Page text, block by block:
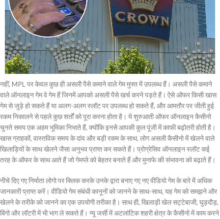
नहीं, MPL पर केवल कुछ ही असली पैसे कमाने वाले गेम मुफ्त में उपलब्ध हैं। असली पैसे कमाने
वाले ऑनलाइन गेम वे गेम हैं जिनमें आपको असली पैसे खर्च करने पड़ते हैं। ऐसे ऑफर किसी खास
गेम से जुड़े हो सकते हैं या अलग-अलग स्लॉट पर उपलब्ध हो सकते हैं, और आमतौर पर जीती हुई
रकम निकालने से पहले कुछ शर्तों को पूरा करना होता है। ये शुरुआती ऑफर ऑनलाइन कैसीनो
चुनते समय एक अहम भूमिका निभाते हैं, क्योंकि इनसे आपकी कुल पूंजी में काफी बढ़ोतरी होती है।
खास ग्राहकों, वास्तविक समय के दांव और बड़ी रकम के साथ, लोग असली कैसीनो में खेलने वाले
खिलाड़ियों के साथ खेलने जैसा अनुभव प्राप्त कर सकते हैं। प्रोग्रेसिव ऑनलाइन स्लॉट कई
तरह के ऑफर के साथ आते हैं जो गेमप्ले को बेहतर बनाते हैं और मुनाफे की संभावना को बढ़ाते हैं।
नीचे दिए गए निर्माता लोगो पर क्लिक करके उनके द्वारा बनाए गए नए वीडियो गेम के बारे में अधिक
जानकारी प्राप्त करें। वीडियो गेम संबंधी कानूनों को जानने के साथ-साथ, यह गेम को समझने और
खेलने के तरीके को जानने का एक उपयोगी तरीका है। साथ ही, खिलाड़ी खेल सट्टेबाजी, घुड़दौड़,
बिंगो और लॉटरी में भी भाग ले सकते हैं। न्यू जर्सी में अटलांटिक शहरी क्षेत्र के कैसीनो में काम करने